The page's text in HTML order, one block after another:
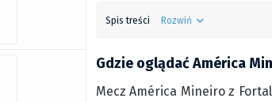
Spis treści Rozwiń
Gdzie oglądać América
Mecz América Mineiro z